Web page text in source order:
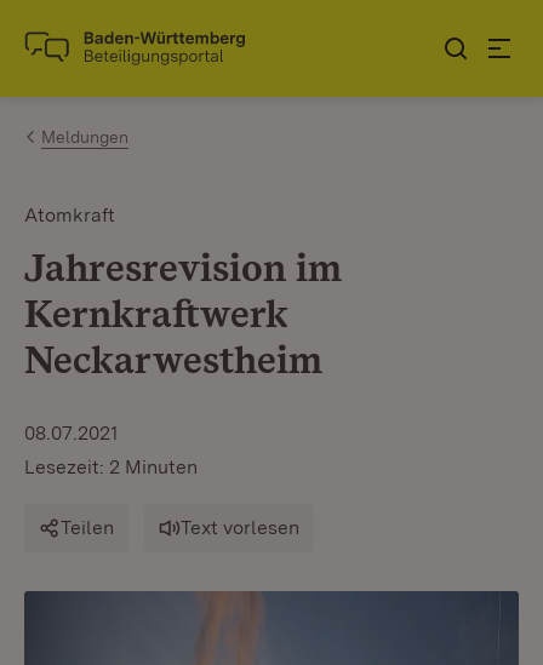
Zum Inhalt springen
Link zur Startseite
Meldungen
Atomkraft
Jahresrevision im
Kernkraftwerk
Neckarwestheim
08.07.2021
Lesezeit: 2 Minuten
Teilen Text vorlesen